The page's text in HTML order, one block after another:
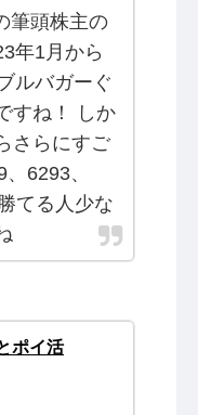
筆頭株主の
年1月から
ルバガーぐ
すね！ しか
さらにすご
6293、
てる人少な
ポイ活